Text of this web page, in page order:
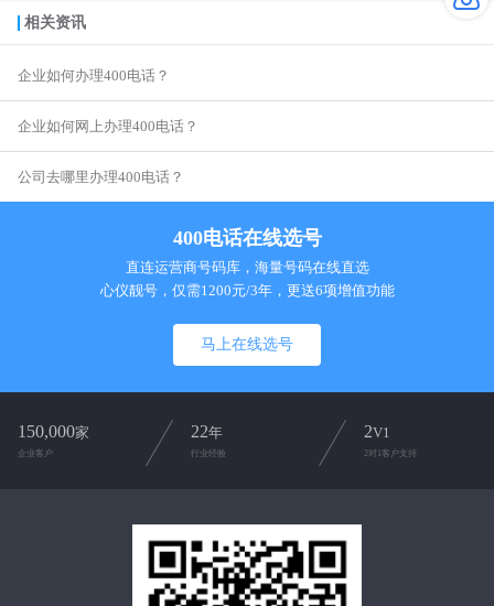
相关资讯
企业如何办理400电话？
企业如何网上办理400电话？
公司去哪里办理400电话？
400电话在线选号
直连运营商号码库，海量号码在线直选
心仪靓号，仅需1200元/3年，更送6项增值功能
马上在线选号
150,000家
企业客户
22年
行业经验
2V1
2对1客户支持